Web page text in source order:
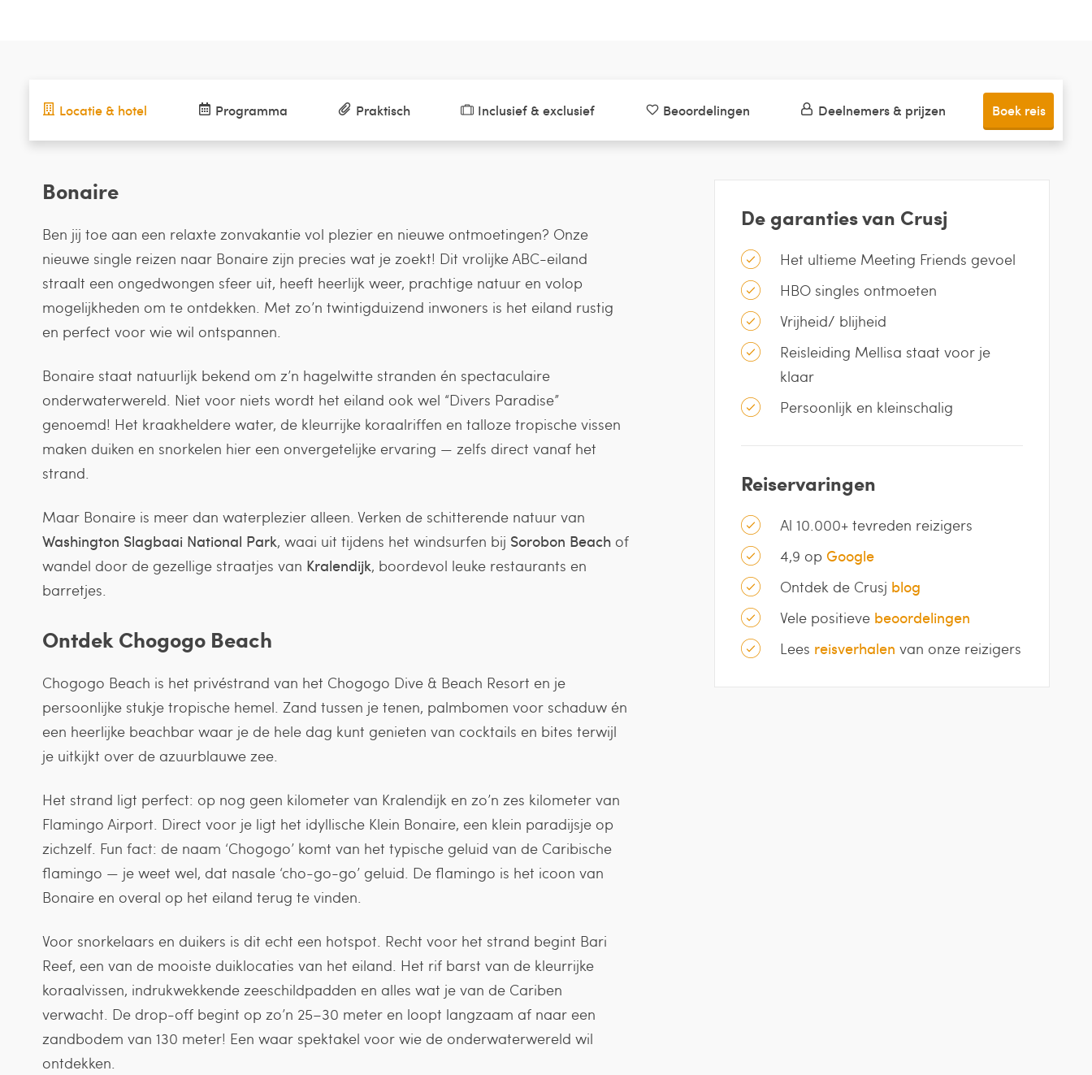
Locatie & hotel
Bonaire
Ben jij toe aan een relaxte zonvakantie vol plezier en nieuwe ontmoetingen? Onze
nieuwe single reizen naar Bonaire zijn precies wat je zoekt! Dit vrolijke ABC-eiland
straalt een ongedwongen sfeer uit, heeft heerlijk weer, prachtige natuur en volop
mogelijkheden om te ontdekken. Met zo’n twintigduizend inwoners is het eiland rustig
en perfect voor wie wil ontspannen.
Bonaire staat natuurlijk bekend om z’n hagelwitte stranden én spectaculaire
onderwaterwereld. Niet voor niets wordt het eiland ook wel “Divers Paradise”
genoemd! Het kraakheldere water, de kleurrijke koraalriffen en talloze tropische vissen
maken duiken en snorkelen hier een onvergetelijke ervaring — zelfs direct vanaf het
strand.
Maar Bonaire is meer dan waterplezier alleen. Verken de schitterende natuur van
Washington Slagbaai National Park, waai uit tijdens het windsurfen bij Sorobon Beach of
wandel door de gezellige straatjes van Kralendijk, boordevol leuke restaurants en
barretjes.
Ontdek Chogogo Beach
Chogogo Beach is het privéstrand van het Chogogo Dive & Beach Resort en je
persoonlijke stukje tropische hemel. Zand tussen je tenen, palmbomen voor schaduw én
een heerlijke beachbar waar je de hele dag kunt genieten van cocktails en bites terwijl
je uitkijkt over de azuurblauwe zee.
Het strand ligt perfect: op nog geen kilometer van Kralendijk en zo’n zes kilometer van
Flamingo Airport. Direct voor je ligt het idyllische Klein Bonaire, een klein paradijsje op
zichzelf. Fun fact: de naam ‘Chogogo’ komt van het typische geluid van de Caribische
flamingo — je weet wel, dat nasale ‘cho-go-go’ geluid. De flamingo is het icoon van
Bonaire en overal op het eiland terug te vinden.
Voor snorkelaars en duikers is dit echt een hotspot. Recht voor het strand begint Bari
Reef, een van de mooiste duiklocaties van het eiland. Het rif barst van de kleurrijke
koraalvissen, indrukwekkende zeeschildpadden en alles wat je van de Cariben
verwacht. De drop-off begint op zo’n 25–30 meter en loopt langzaam af naar een
zandbodem van 130 meter! Een waar spektakel voor wie de onderwaterwereld wil
ontdekken.
De garanties van Crusj
Het ultieme Meeting Friends gevoel
HBO singles ontmoeten
Vrijheid/ blijheid
Reisleiding Mellisa staat voor je
klaar
Persoonlijk en kleinschalig
Reiservaringen
Al 10.000+ tevreden reizigers
4,9 op Google
Ontdek de Crusj blog
Vele positieve beoordelingen
Lees reisverhalen van onze reizigers
Programma Praktisch Inclusief & exclusief Beoordelingen Deelnemers & prijzen Boek reis